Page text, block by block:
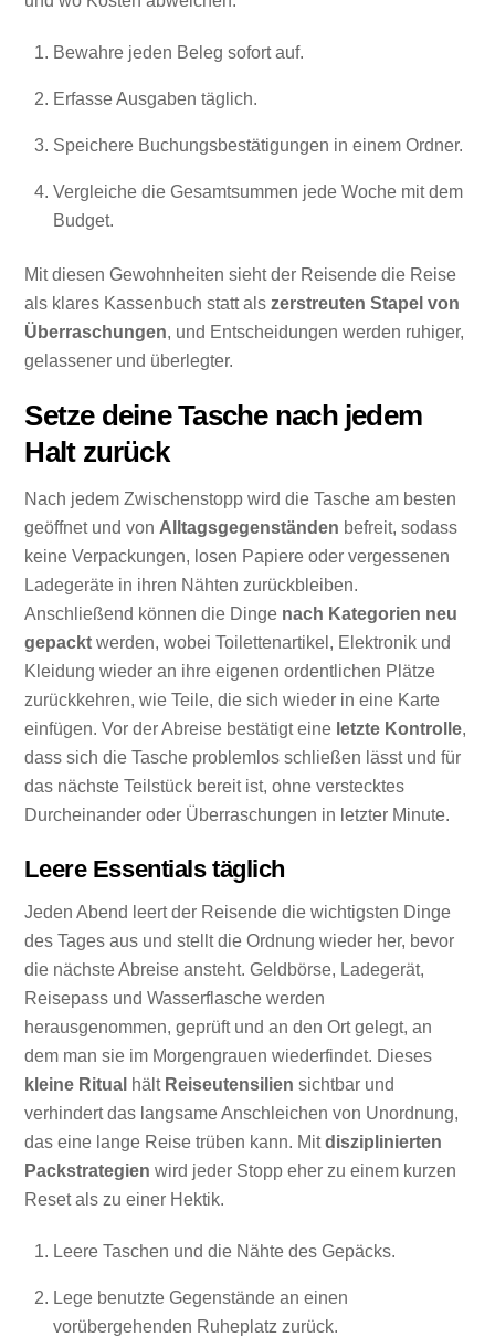
Bewahre jeden Beleg sofort auf.
Erfasse Ausgaben täglich.
Speichere Buchungsbestätigungen in einem Ordner.
Vergleiche die Gesamtsummen jede Woche mit dem
Budget.
Mit diesen Gewohnheiten sieht der Reisende die Reise
als klares Kassenbuch statt alszerstreuten Stapel von
Überraschungen, und Entscheidungen werden ruhiger,
gelassener und überlegter.
Setze deine Tasche nach jedem
Halt zurück
Nach jedem Zwischenstopp wird die Tasche am besten
geöffnet und von Alltagsgegenständen befreit, sodass
keine Verpackungen, losen Papiere oder vergessenen
Ladegeräte in ihren Nähten zurückbleiben.
Anschließend können die Dinge nach Kategorien neu
gepackt werden, wobei Toilettenartikel, Elektronik und
Kleidung wieder an ihre eigenen ordentlichen Plätze
zurückkehren, wie Teile, die sich wieder in eine Karte
einfügen. Vor der Abreise bestätigt eine letzte Kontrolle,
dass sich die Tasche problemlos schließen lässt und für
das nächste Teilstück bereit ist, ohne verstecktes
Durcheinander oder Überraschungen in letzter Minute.
Leere Essentials täglich
Jeden Abend leert der Reisende die wichtigsten Dinge
des Tages aus und stellt die Ordnung wieder her, bevor
die nächste Abreise ansteht. Geldbörse, Ladegerät,
Reisepass und Wasserflasche werden
herausgenommen, geprüft und an den Ort gelegt, an
dem man sie im Morgengrauen wiederfindet. Dieses
kleine Ritual hält Reiseutensilien sichtbar und
verhindert das langsame Anschleichen von Unordnung,
das eine lange Reise trüben kann. Mitdisziplinierten
Packstrategien wird jeder Stopp eher zu einem kurzen
Reset als zu einer Hektik.
Leere Taschen und die Nähte des Gepäcks.
Lege benutzte Gegenstände an einen
vorübergehenden Ruheplatz zurück.